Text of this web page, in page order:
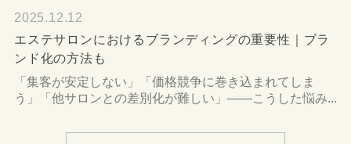
2025.12.12
エステサロンにおけるブランディングの重要性｜ブラ
ンド化の方法も
「集客が安定しない」「価格競争に巻き込まれてしま
う」「他サロンとの差別化が難しい」――こうした悩み...